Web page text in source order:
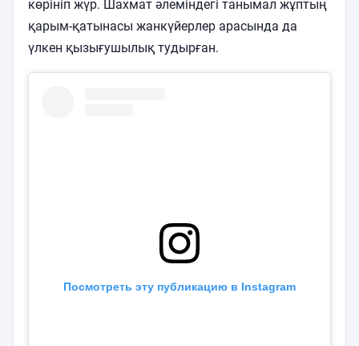
көрініп жүр. Шахмат әлеміндегі танымал жұптың
қарым-қатынасы жанкүйерлер арасында да
үлкен қызығушылық тудырған.
Посмотреть эту публикацию в Instagram